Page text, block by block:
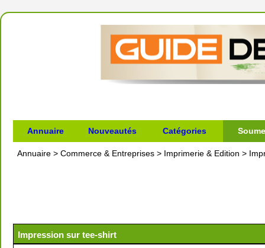
Annuaire Nouveautés Catégories
Annuaire > Commerce & Entreprises > Imprimerie & Edition >
Impression sur tee-shirt